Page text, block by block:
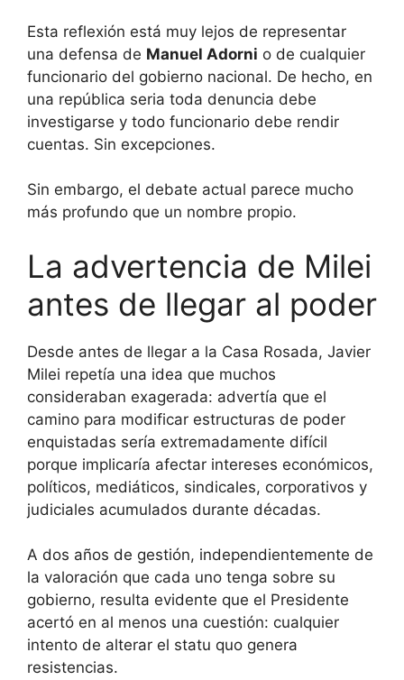
Esta reflexión está muy lejos de representar
una defensa de Manuel Adorni o de cualquier
funcionario del gobierno nacional. De hecho, en
una república seria toda denuncia debe
investigarse y todo funcionario debe rendir
cuentas. Sin excepciones.
Sin embargo, el debate actual parece mucho
más profundo que un nombre propio.
La advertencia de Milei
antes de llegar al poder
Desde antes de llegar a la Casa Rosada, Javier
Milei repetía una idea que muchos
consideraban exagerada: advertía que el
camino para modificar estructuras de poder
enquistadas sería extremadamente difícil
porque implicaría afectar intereses económicos,
políticos, mediáticos, sindicales, corporativos y
judiciales acumulados durante décadas.
A dos años de gestión, independientemente de
la valoración que cada uno tenga sobre su
gobierno, resulta evidente que el Presidente
acertó en al menos una cuestión: cualquier
intento de alterar el statu quo genera
resistencias.